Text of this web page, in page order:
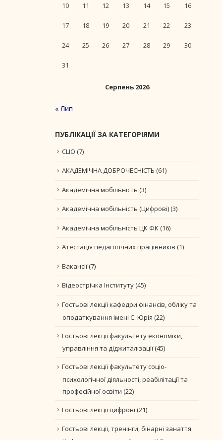
Серпень 2026
10 11 12 13 14 15 16
17 18 19 20 21 22 23
24 25 26 27 28 29 30
31
« Лип
ПУБЛІКАЦІЇ ЗА КАТЕГОРІЯМИ
CLIO (7)
АКАДЕМІЧНА ДОБРОЧЕСНІСТЬ (61)
Академічна мобільність (3)
Академічна мобільність (Цифрові)(3)
Академічна мобільність ЦК ФК(16)
Атестація педагогічних працівників (1)
Вакансії(7)
Відеострічка Інституту(45)
Гостьові лекції кафедри фінансів, обліку та
оподаткування імені С. Юрія (22)
Гостьові лекції факультету економіки,
управління та діджиталізації(45)
Гостьові лекції факультету соціо-
психологічної діяльності, реабілітації та
професійної освіти (22)
Гостьові лекції цифрові (21)
Гостьові лекції, тренінги, бінарні занаття.